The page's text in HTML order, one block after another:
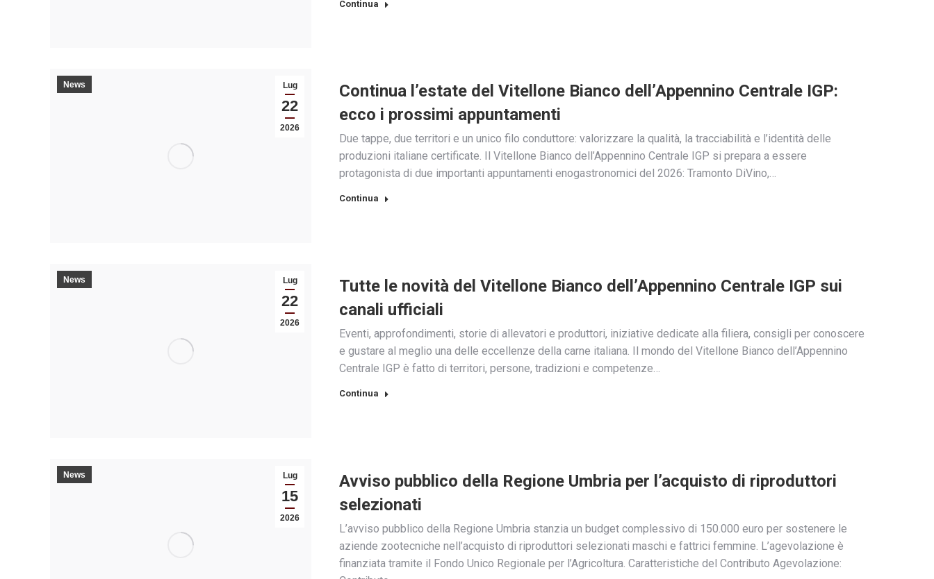
Continua
Lug
22
2026
News
Continua l’estate del Vitellone Bianco dell’Appennino Centrale IGP:
ecco i prossimi appuntamenti
Due tappe, due territori e un unico filo conduttore: valorizzare la qualità, la tracciabilità e l’identità delle
produzioni italiane certificate. Il Vitellone Bianco dell’Appennino Centrale IGP si prepara a essere
protagonista di due importanti appuntamenti enogastronomici del 2026: Tramonto DiVino,…
Continua
Lug
22
2026
News
Tutte le novità del Vitellone Bianco dell’Appennino Centrale IGP sui
canali ufficiali
Eventi, approfondimenti, storie di allevatori e produttori, iniziative dedicate alla filiera, consigli per conoscere
e gustare al meglio una delle eccellenze della carne italiana. Il mondo del Vitellone Bianco dell’Appennino
Centrale IGP è fatto di territori, persone, tradizioni e competenze…
Continua
Lug
15
2026
News
Avviso pubblico della Regione Umbria per l’acquisto di riproduttori
selezionati
L’avviso pubblico della Regione Umbria stanzia un budget complessivo di 150.000 euro per sostenere le
aziende zootecniche nell’acquisto di riproduttori selezionati maschi e fattrici femmine. L’agevolazione è
finanziata tramite il Fondo Unico Regionale per l’Agricoltura. Caratteristiche del Contributo Agevolazione: